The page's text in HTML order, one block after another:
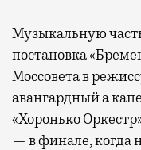
Музыкальную
постановка
Моссовета в
авангардный а
«Хоронько
— в финале, когда